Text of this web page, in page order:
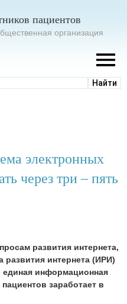
пациентов
организация
электронных
через три – пять
развития интернета,
развития интернета (ИРИ)
информационная
заработает в